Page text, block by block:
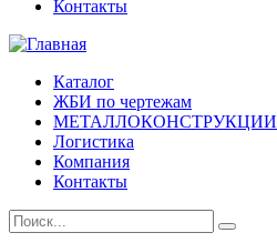
Контакты
Каталог
ЖБИ по чертежам
МЕТАЛЛОКОНСТРУКЦИИ
Логистика
Компания
Контакты